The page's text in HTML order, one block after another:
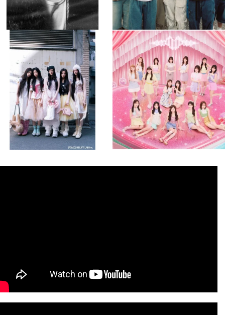
musicjapantv
💡8月特番放送決定！
8月 4
2 0
musicjapantv
💡8月特番放送決定！
...
8月 4
2 0